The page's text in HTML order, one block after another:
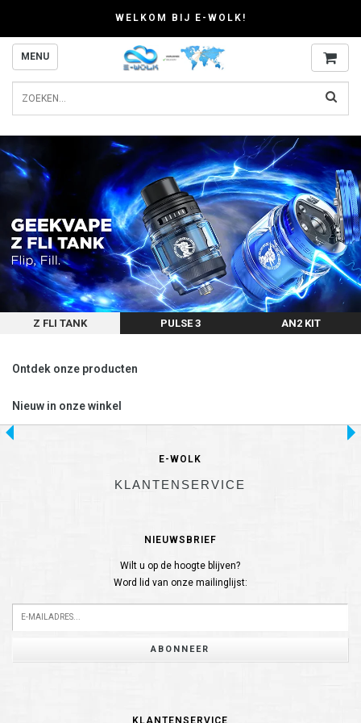
WELKOM BIJ E-WOLK!
MENU
Z FLI TANK PULSE 3 AN2 KIT
Ontdek onze producten
Nieuw in onze winkel
E-WOLK
KLANTENSERVICE
NIEUWSBRIEF
Wilt u op de hoogte blijven?
Word lid van onze mailinglijst:
ABONNEER
KLANTENSERVICE